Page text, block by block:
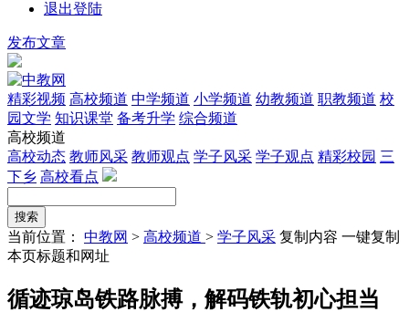
退出登陆
发布文章
精彩视频 高校频道 中学频道 小学频道 幼教频道 职教频道 校
园文学 知识课堂 备考升学 综合频道
高校频道
高校动态 教师风采 教师观点 学子风采 学子观点 精彩校园 三
下乡 高校看点
当前位置： 中教网 > 高校频道 > 学子风采 复制内容 一键复制
本页标题和网址
循迹琼岛铁路脉搏，解码铁轨初心担当